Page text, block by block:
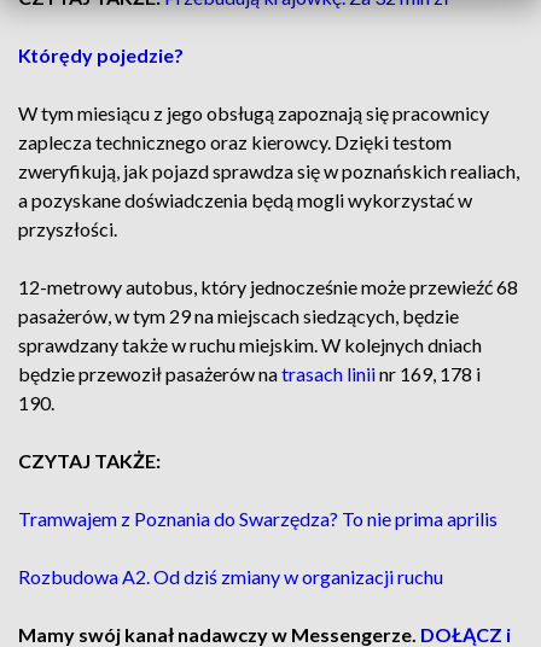
Którędy pojedzie?
W tym miesiącu z jego obsługą zapoznają się pracownicy
zaplecza technicznego oraz kierowcy. Dzięki testom
zweryfikują, jak pojazd sprawdza się w poznańskich realiach,
a pozyskane doświadczenia będą mogli wykorzystać w
przyszłości.
12-metrowy autobus, który jednocześnie może przewieźć 68
pasażerów, w tym 29 na miejscach siedzących, będzie
sprawdzany także w ruchu miejskim. W kolejnych dniach
będzie przewoził pasażerów natrasach liniinr 169, 178 i
190.
CZYTAJ TAKŻE:
Tramwajem z Poznania do Swarzędza? To nie prima aprilis
Rozbudowa A2. Od dziś zmiany w organizacji ruchu
Mamy swój kanał nadawczy w Messengerze. DOŁĄCZ i